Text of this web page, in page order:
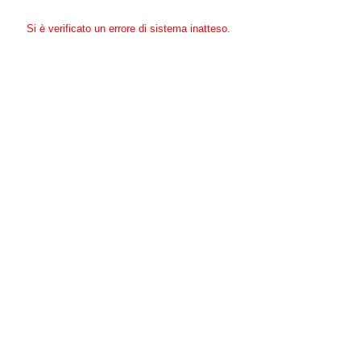
Si è verificato un errore di sistema inatteso.